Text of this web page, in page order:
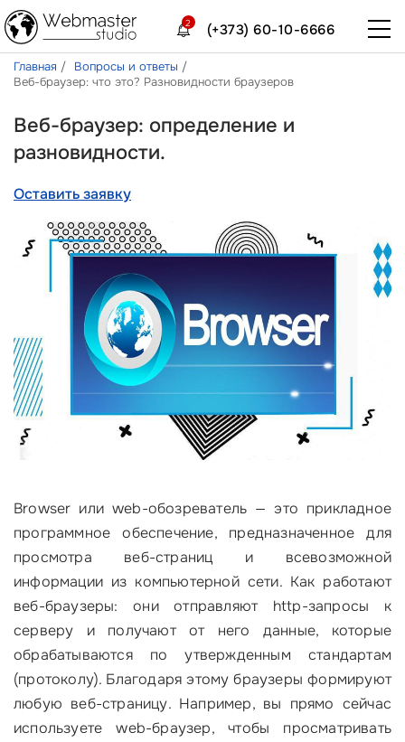
(+373) 60-10-6666
2
Главная
Вопросы и ответы
Веб-браузер: что это? Разновидности браузеров
Веб-браузер: определение и
разновидности.
Оставить заявку
Browser или web-обозреватель — это прикладное
программное обеспечение, предназначенное для
просмотра веб-страниц и всевозможной
информации из компьютерной сети. Как работают
веб-браузеры: они отправляют http-запросы к
серверу и получают от него данные, которые
обрабатываются по утвержденным стандартам
(протоколу). Благодаря этому браузеры формируют
любую веб-страницу. Например, вы прямо сейчас
используете web-браузер, чтобы просматривать